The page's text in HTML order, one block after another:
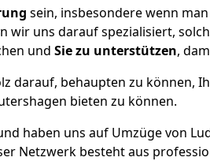
sein, insbesondere wenn
wir uns darauf spezialisiert,
und Sie zu unterstützen,
darauf, behaupten zu können,
bieten zu können.
haben uns auf Umzüge von
Netzwerk besteht aus